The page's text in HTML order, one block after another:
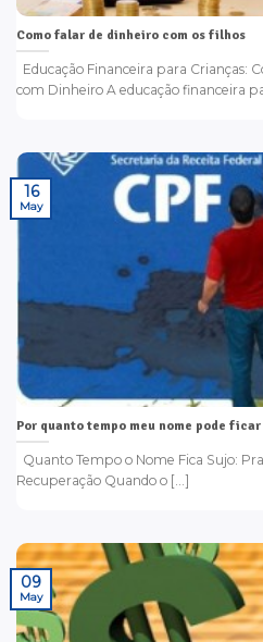
Como falar de dinheiro com os filhos
Educação Financeira para Crianças:
com Dinheiro A educação financeira
Por quanto tempo meu nome pode ficar
Quanto Tempo o Nome Fica Sujo:
Recuperação Quando o [...]
16
May
09
May